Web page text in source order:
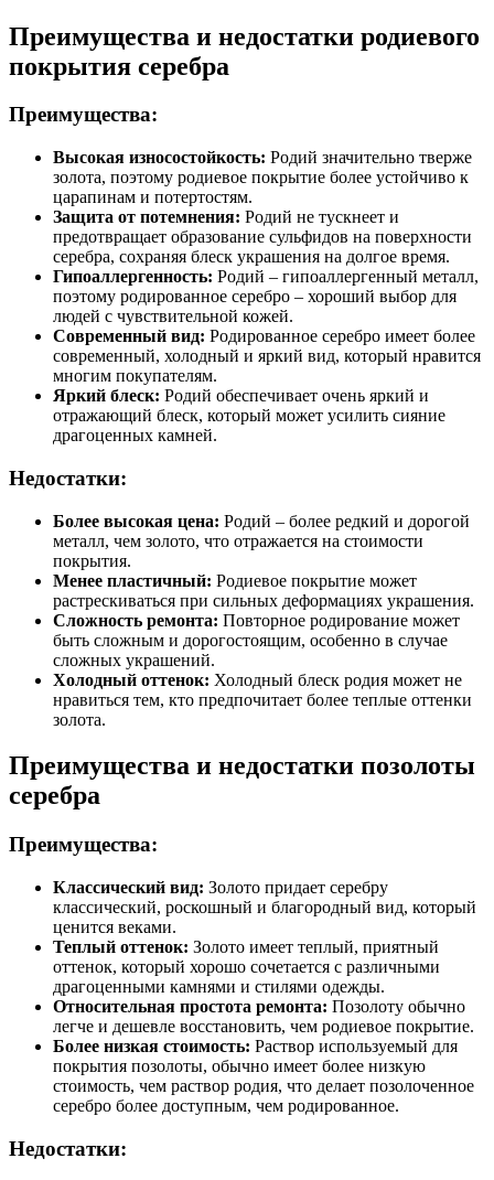
Преимущества и недостатки родиевого
покрытия серебра
Преимущества:
Высокая износостойкость: Родий значительно тверже
золота, поэтому родиевое покрытие более устойчиво к
царапинам и потертостям.
Защита от потемнения: Родий не тускнеет и
предотвращает образование сульфидов на поверхности
серебра, сохраняя блеск украшения на долгое время.
Гипоаллергенность: Родий – гипоаллергенный металл,
поэтому родированное серебро – хороший выбор для
людей с чувствительной кожей.
Современный вид: Родированное серебро имеет более
современный, холодный и яркий вид, который нравится
многим покупателям.
Яркий блеск: Родий обеспечивает очень яркий и
отражающий блеск, который может усилить сияние
драгоценных камней.
Недостатки:
Более высокая цена: Родий – более редкий и дорогой
металл, чем золото, что отражается на стоимости
покрытия.
Менее пластичный: Родиевое покрытие может
растрескиваться при сильных деформациях украшения.
Сложность ремонта: Повторное родирование может
быть сложным и дорогостоящим, особенно в случае
сложных украшений.
Холодный оттенок: Холодный блеск родия может не
нравиться тем, кто предпочитает более теплые оттенки
золота.
Преимущества и недостатки позолоты
серебра
Преимущества:
Классический вид: Золото придает серебру
классический, роскошный и благородный вид, который
ценится веками.
Теплый оттенок: Золото имеет теплый, приятный
оттенок, который хорошо сочетается с различными
драгоценными камнями и стилями одежды.
Относительная простота ремонта: Позолоту обычно
легче и дешевле восстановить, чем родиевое покрытие.
Более низкая стоимость: Раствор используемый для
покрытия позолоты, обычно имеет более низкую
стоимость, чем раствор родия, что делает позолоченное
серебро более доступным, чем родированное.
Недостатки: